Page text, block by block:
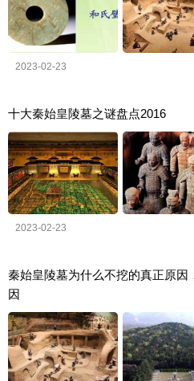
2023-02-23
十大秦始皇陵墓之谜盘点2016
2023-02-23
秦始皇陵墓为什么不挖的真正原
因